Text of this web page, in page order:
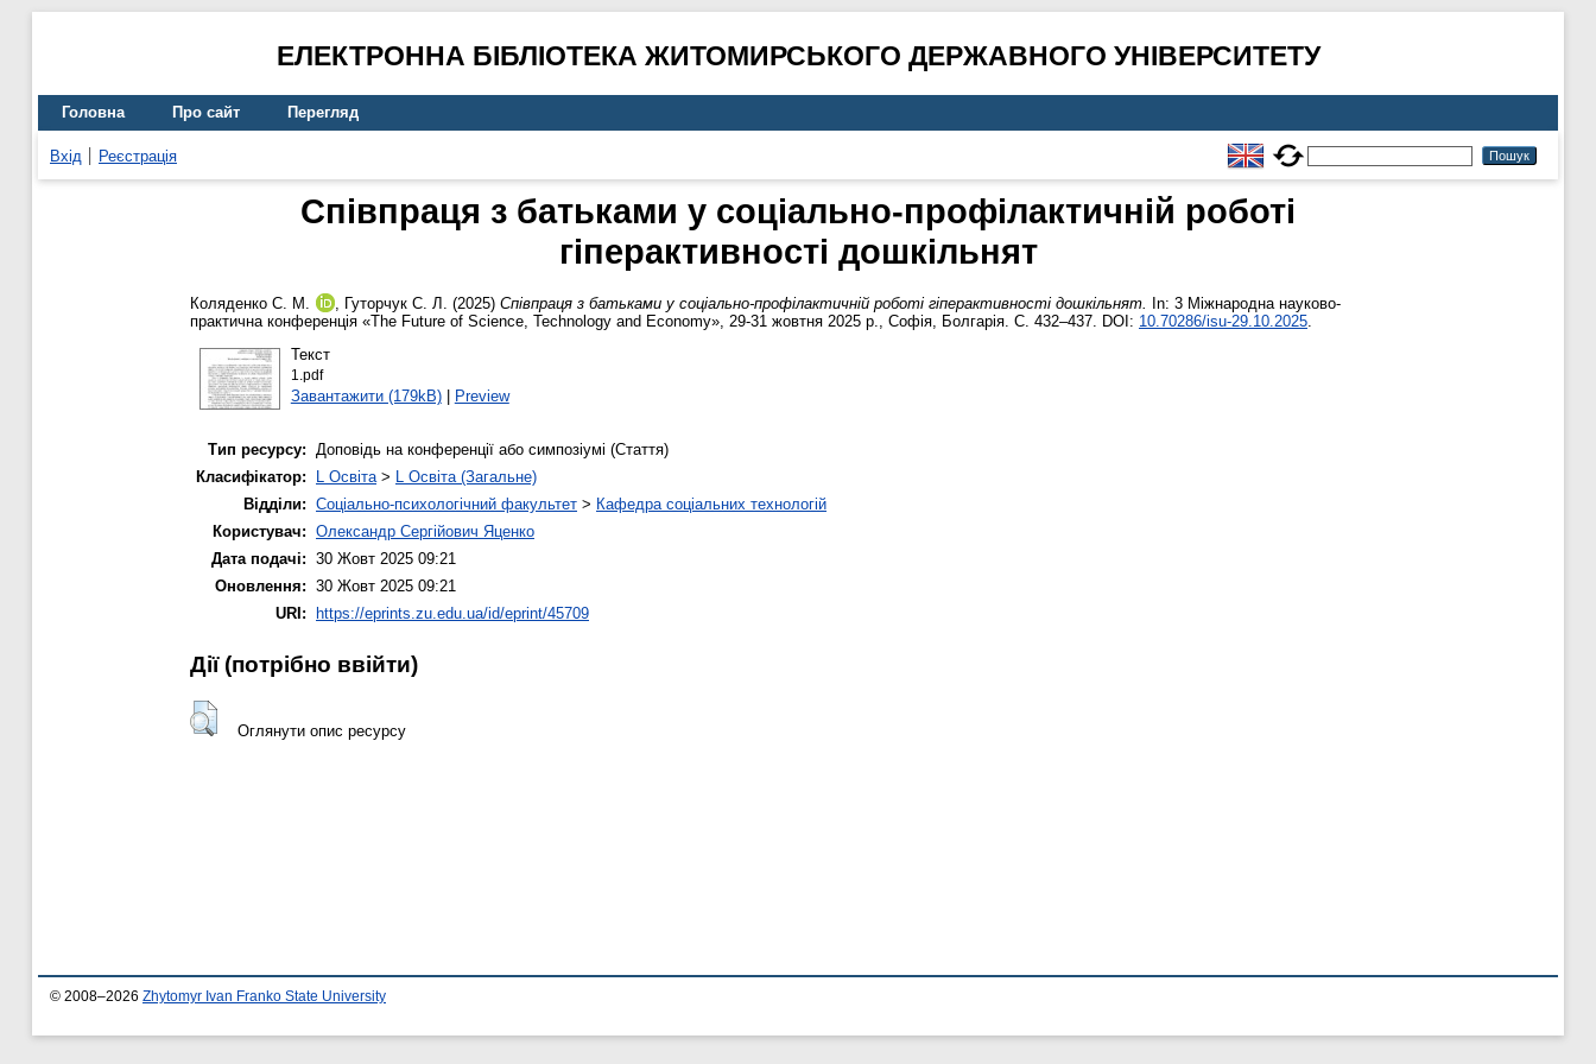
ЕЛЕКТРОННА БІБЛІОТЕКА ЖИТОМИРСЬКОГО ДЕРЖАВНОГО УНІВЕРСИТЕТУ
Головна Про сайт Перегляд
Вхід Реєстрація
Співпраця з батьками у соціально-профілактичній роботі
гіперактивності дошкільнят
Коляденко С. М. , Гуторчук С. Л. (2025) Співпраця з батьками у соціально-профілактичній роботі гіперактивності дошкільнят.
In: 3 Міжнародна науково-
практична конференція «The Future of Science, Technology and Economy», 29-31 жовтня 2025 р., Софія, Болгарія. С. 432–437. DOI: 10.70286/isu-29.10.2025.
Текст
1.pdf
Завантажити (179kB)| Preview
Тип ресурсу: Доповідь на конференції або симпозіумі (Стаття)
Класифікатор:
L Освіта> L Освіта (Загальне)
Відділи: Соціально-психологічний факультет > Кафедра соціальних технологій
Користувач: Олександр Сергійович Яценко
Дата подачі: 30 Жовт 2025 09:21
Оновлення: 30 Жовт 2025 09:21
URI:
https://eprints.zu.edu.ua/id/eprint/45709
Дії ​​(потрібно ввійти)
Оглянути опис ресурсу
© 2008–2026 Zhytomyr Ivan Franko State University